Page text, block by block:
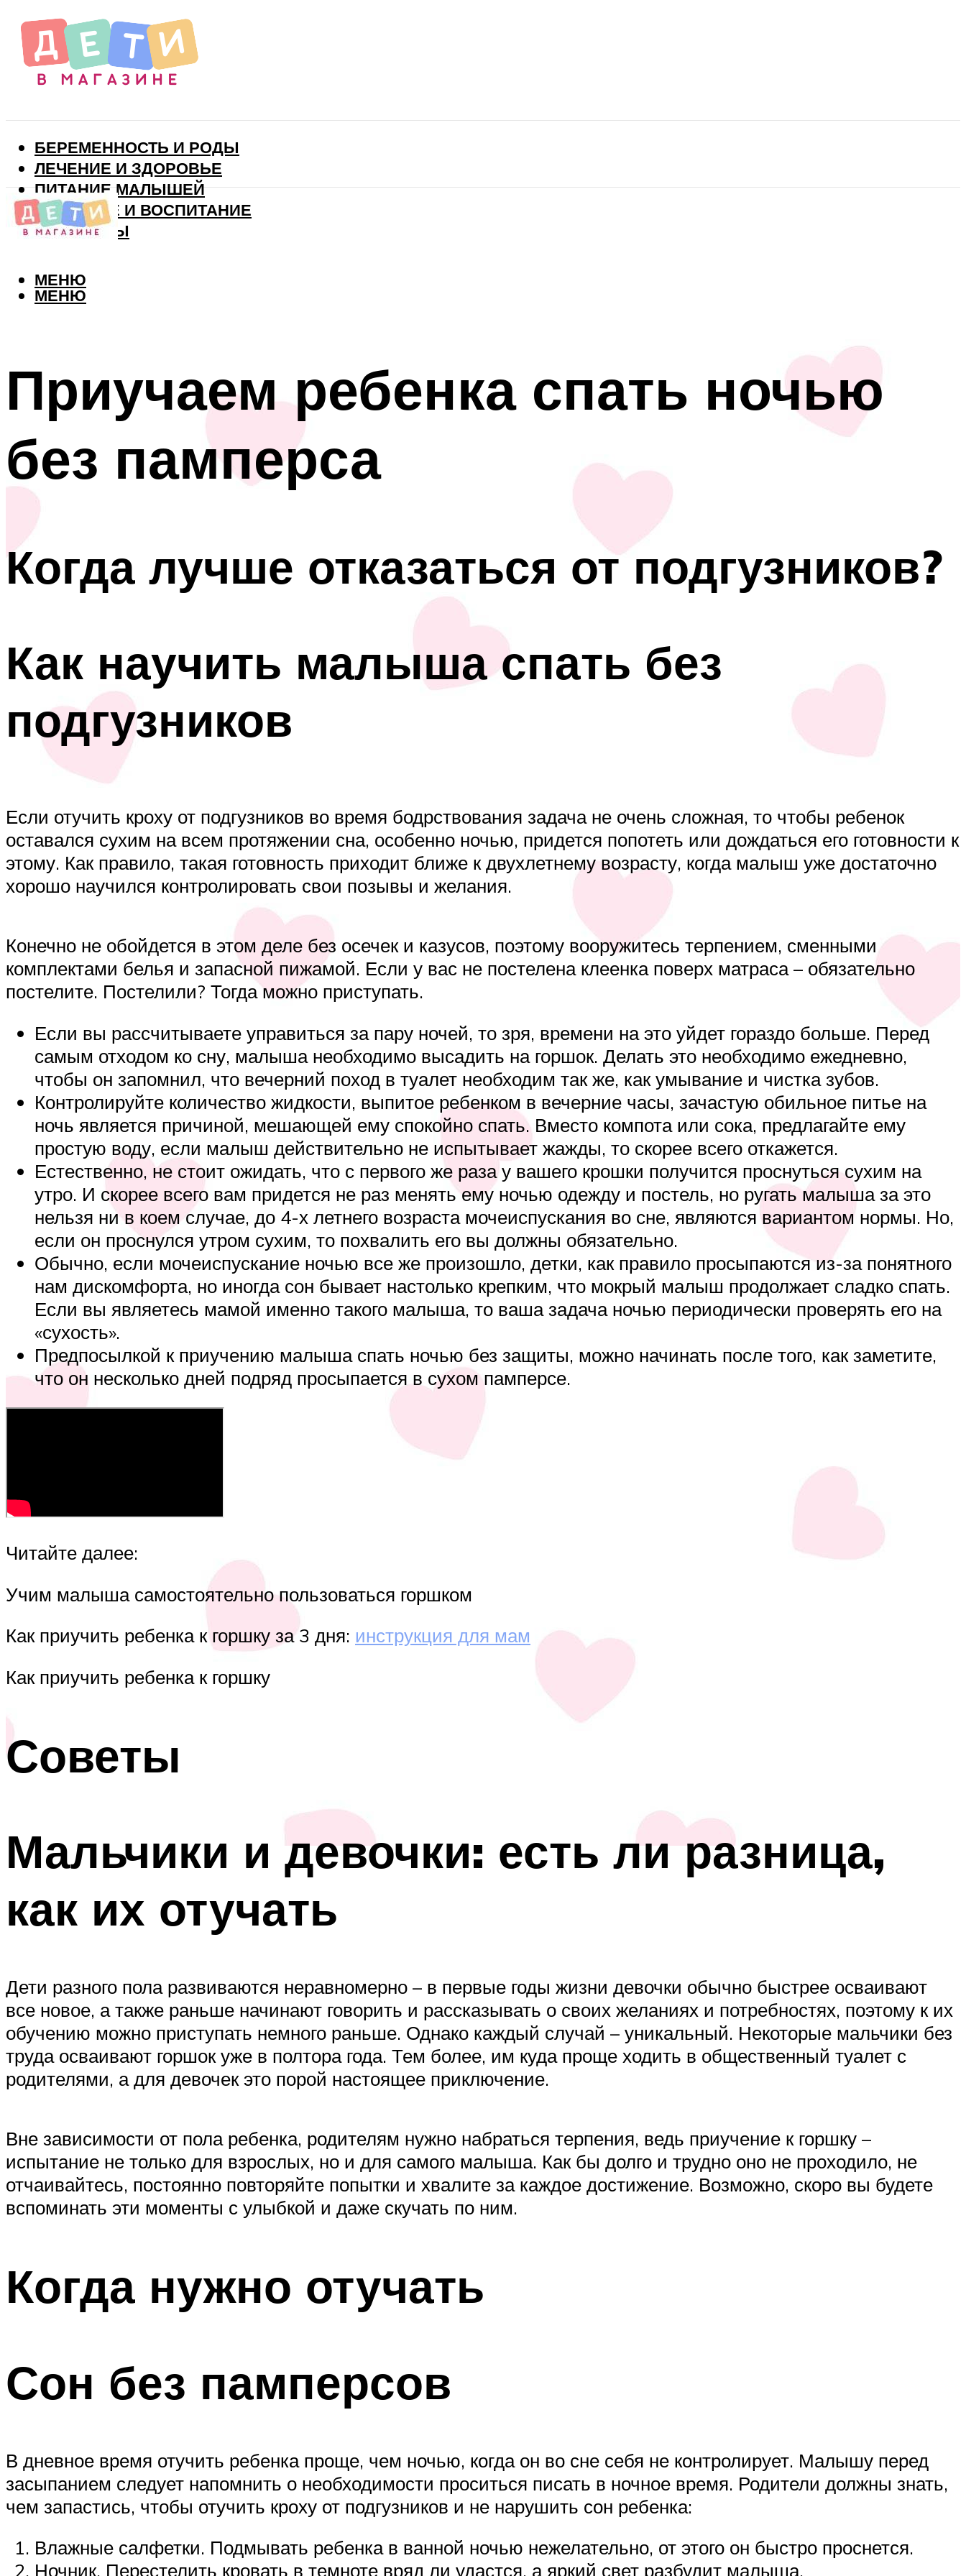
БЕРЕМЕННОСТЬ И РОДЫ
ЛЕЧЕНИЕ И ЗДОРОВЬЕ
ПИТАНИЕ МАЛЫШЕЙ
РАЗВИТИЕ И ВОСПИТАНИЕ
ВИТАМИНЫ
МЕНЮ
МЕНЮ
Приучаем ребенка спать ночью
без памперса
Когда лучше отказаться от подгузников?
Как научить малыша спать без
подгузников
Если отучить кроху от подгузников во время бодрствования задача не очень сложная, то чтобы ребенок
оставался сухим на всем протяжении сна, особенно ночью, придется попотеть или дождаться его готовности к
этому. Как правило, такая готовность приходит ближе к двухлетнему возрасту, когда малыш уже достаточно
хорошо научился контролировать свои позывы и желания.
Конечно не обойдется в этом деле без осечек и казусов, поэтому вооружитесь терпением, сменными
комплектами белья и запасной пижамой. Если у вас не постелена клеенка поверх матраса – обязательно
постелите. Постелили? Тогда можно приступать.
Если вы рассчитываете управиться за пару ночей, то зря, времени на это уйдет гораздо больше. Перед
самым отходом ко сну, малыша необходимо высадить на горшок. Делать это необходимо ежедневно,
чтобы он запомнил, что вечерний поход в туалет необходим так же, как умывание и чистка зубов.
Контролируйте количество жидкости, выпитое ребенком в вечерние часы, зачастую обильное питье на
ночь является причиной, мешающей ему спокойно спать. Вместо компота или сока, предлагайте ему
простую воду, если малыш действительно не испытывает жажды, то скорее всего откажется.
Естественно, не стоит ожидать, что с первого же раза у вашего крошки получится проснуться сухим на
утро. И скорее всего вам придется не раз менять ему ночью одежду и постель, но ругать малыша за это
нельзя ни в коем случае, до 4-х летнего возраста мочеиспускания во сне, являются вариантом нормы. Но,
если он проснулся утром сухим, то похвалить его вы должны обязательно.
Обычно, если мочеиспускание ночью все же произошло, детки, как правило просыпаются из-за понятного
нам дискомфорта, но иногда сон бывает настолько крепким, что мокрый малыш продолжает сладко спать.
Если вы являетесь мамой именно такого малыша, то ваша задача ночью периодически проверять его на
«сухость».
Предпосылкой к приучению малыша спать ночью без защиты, можно начинать после того, как заметите,
что он несколько дней подряд просыпается в сухом памперсе.
Читайте далее:
Учим малыша самостоятельно пользоваться горшком
Как приучить ребенка к горшку за 3 дня: инструкция для мам
Как приучить ребенка к горшку
Советы
Мальчики и девочки: есть ли разница,
как их отучать
Дети разного пола развиваются неравномерно – в первые годы жизни девочки обычно быстрее осваивают
все новое, а также раньше начинают говорить и рассказывать о своих желаниях и потребностях, поэтому к их
обучению можно приступать немного раньше. Однако каждый случай – уникальный. Некоторые мальчики без
труда осваивают горшок уже в полтора года. Тем более, им куда проще ходить в общественный туалет с
родителями, а для девочек это порой настоящее приключение.
Вне зависимости от пола ребенка, родителям нужно набраться терпения, ведь приучение к горшку –
испытание не только для взрослых, но и для самого малыша. Как бы долго и трудно оно не проходило, не
отчаивайтесь, постоянно повторяйте попытки и хвалите за каждое достижение. Возможно, скоро вы будете
вспоминать эти моменты с улыбкой и даже скучать по ним.
Когда нужно отучать
Сон без памперсов
В дневное время отучить ребенка проще, чем ночью, когда он во сне себя не контролирует. Малышу перед
засыпанием следует напомнить о необходимости проситься писать в ночное время. Родители должны знать,
чем запастись, чтобы отучить кроху от подгузников и не нарушить сон ребенка:
Влажные салфетки. Подмывать ребенка в ванной ночью нежелательно, от этого он быстро проснется.
Ночник. Перестелить кровать в темноте вряд ли удастся, а яркий свет разбудит малыша.